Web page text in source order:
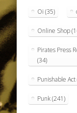
Oi (35)
Online Shop
Pirates Press
(34)
Punishable Act
Punk(241)